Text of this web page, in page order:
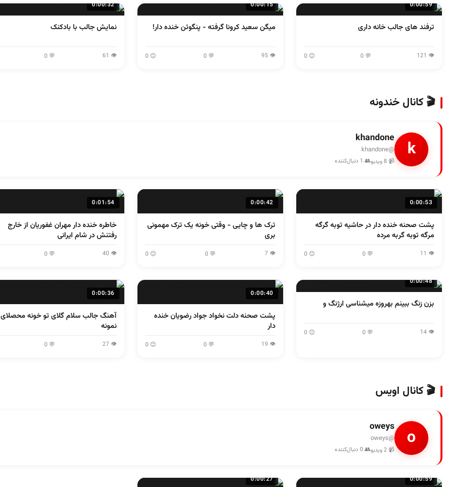
0:00:59
ترفند های جالب خانه داری
👁 121
💬 0
😊 0
0:00:15
میگن سعید کرونا گرفته - پنگوئن خنده دار!
👁 95
💬 0
😊 0
0:00:32
نمایش جالب با بادکنک
👁 61
💬 0
🎬 کانال خندونه
k
khandone
@khandone
📹 8 ویدیو 👥 1 دنبال‌کننده
0:00:53
پشت صحنه خنده دار در حاشیه توبه گرگه
مرگه توبه گربه مرده
👁 11
💬 0
😊 0
0:00:42
ترک ها و چایی - وقتی خونه یک ترک مهمونی
بری
👁 7
💬 0
😊 0
0:01:54
خاطره خنده دار مهران غفوریان از خارج
رفتنش در شام ایرانی
👁 40
💬 0
0:00:48
بزن زنگ ببینم بهروزه میشناسی ارژنگ و
👁 14
💬 0
😊 0
0:00:40
پشت صحنه دلت نخواد جواد رضویان خنده
دار
👁 19
💬 0
😊 0
0:00:36
آهنگ جالب سلام گلای تو خونه محصلای
نمونه
👁 27
💬 0
🎬 کانال اویس
o
oweys
@oweys
📹 2 ویدیو 👥 0 دنبال‌کننده
0:00:59
0:00:27